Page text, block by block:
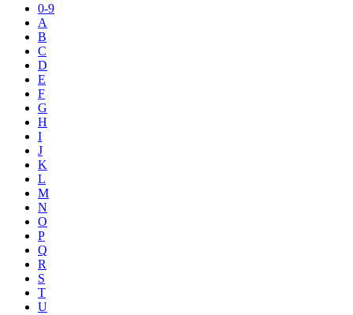
0-9
A
B
C
D
E
F
G
H
I
J
K
L
M
N
O
P
Q
R
S
T
U